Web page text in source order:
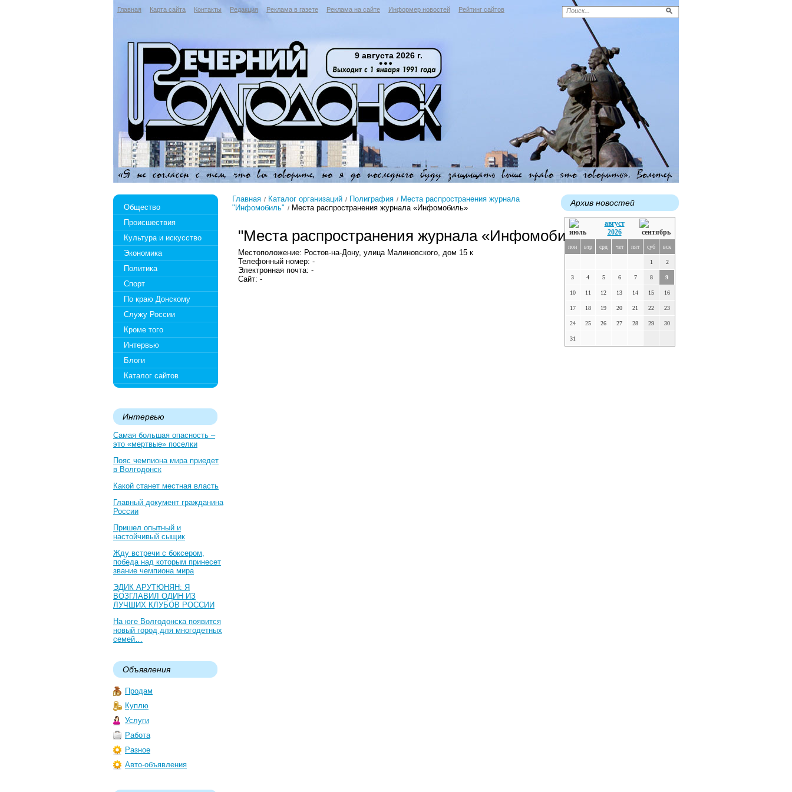
Главная Карта сайта Контакты Редакция Реклама в газете Реклама на сайте Информер новостей Рейтинг сайтов
9 августа 2026 г.
Общество
Происшествия
Культура и искусство
Экономика
Политика
Спорт
По краю Донскому
Служу России
Кроме того
Интервью
Блоги
Каталог сайтов
Интервью
Самая большая опасность –
это «мертвые» поселки
Пояс чемпиона мира приедет
в Волгодонск
Какой станет местная власть
Главный документ гражданина
России
Пришел опытный и
настойчивый сыщик
Жду встречи с боксером,
победа над которым принесет
звание чемпиона мира
ЭДИК АРУТЮНЯН: Я
ВОЗГЛАВИЛ ОДИН ИЗ
ЛУЧШИХ КЛУБОВ РОССИИ
На юге Волгодонска появится
новый город для многодетных
семей…
Объявления
Продам
Куплю
Услуги
Работа
Разное
Авто-объявления
Главная Каталог организаций Полиграфия
Места распространения журнала
"Инфомобиль"
Места распространения журнала «Инфомобиль»
"Места распространения журнала «Инфомобиль»"
Местоположение: Ростов-на-Дону, улица Малиновского, дом 15 к
Телефонный номер: -
Электронная почта: -
Сайт: -
Архив новостей
август
2026
пон втр срд чет пят суб вск
1 2
3 4 5 6 7 8 9
10 11 12 13 14 15 16
17 18 19 20 21 22 23
24 25 26 27 28 29 30
31